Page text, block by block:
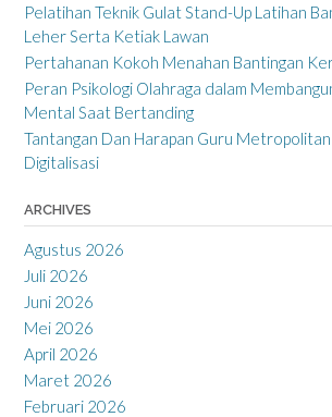
Pelatihan Teknik Gulat Stand-Up Latihan
Leher Serta Ketiak Lawan
Pertahanan Kokoh Menahan Bantingan
Peran Psikologi Olahraga dalam
Mental Saat Bertanding
Tantangan Dan Harapan Guru Metropolitan
Digitalisasi
ARCHIVES
Agustus 2026
Juli 2026
Juni 2026
Mei 2026
April 2026
Maret 2026
Februari 2026